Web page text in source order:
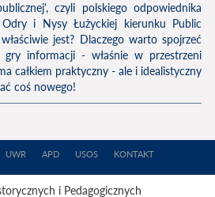
czyli polskiego odpowiednika
i Nysy Łużyckiej kierunku Public
jest? Dlaczego warto spojrzeć
informacji - właśnie w przestrzeni
całkiem praktyczny - ale i idealistyczny
coś nowego!
UWR APD USOS KONTAKT
i Pedagogicznych